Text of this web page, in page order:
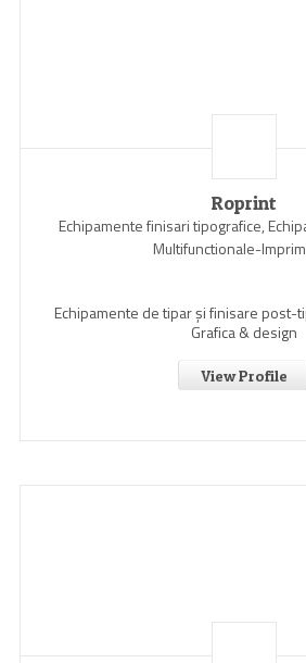
Roprint
Echipamente finisari tipografice,
Multifunctionale-
Echipamente de tipar și finisare post-
Grafica & design
View Profile